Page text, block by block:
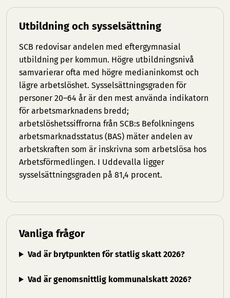
Utbildning och sysselsättning
SCB redovisar andelen med eftergymnasial
utbildning per kommun. Högre utbildningsnivå
samvarierar ofta med högre medianinkomst och
lägre arbetslöshet. Sysselsättningsgraden för
personer 20–64 år är den mest använda indikatorn
för arbetsmarknadens bredd;
arbetslöshetssiffrorna från SCB:s Befolkningens
arbetsmarknadsstatus (BAS) mäter andelen av
arbetskraften som är inskrivna som arbetslösa hos
Arbetsförmedlingen. I Uddevalla ligger
sysselsättningsgraden på 81,4 procent.
Vanliga frågor
Vad är brytpunkten för statlig skatt 2026?
Vad är genomsnittlig kommunalskatt 2026?